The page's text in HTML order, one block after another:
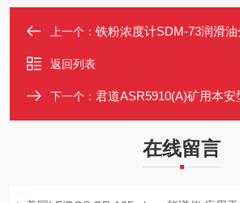
上一个： 铁粉浓度计SDM-73润滑油
返回列表
下一个： 君道ASR5910(A)矿用本安型个人
在线留言